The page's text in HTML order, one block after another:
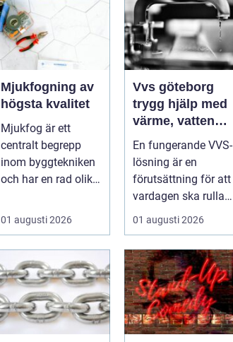
Mjukfogning av
högsta kvalitet
Mjukfog är ett
centralt begrepp
inom byggtekniken
och har en rad olika
01 augusti 2026
Vvs göteborg
trygg hjälp med
värme, vatten
och sanitet
En fungerande VVS-
lösning är en
förutsättning för att
vardagen ska rulla
på. När värmen
strular, var...
01 augusti 2026